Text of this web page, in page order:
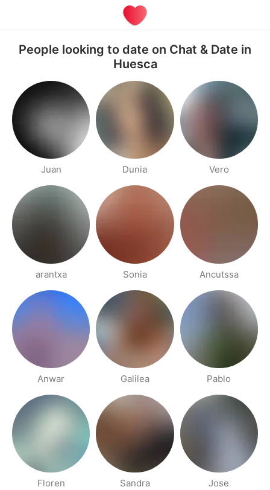
People looking to date on Chat & Date in
Huesca
Juan Dunia Vero
arantxa Sonia Ancutssa
Anwar Galilea Pablo
Floren Sandra Jose